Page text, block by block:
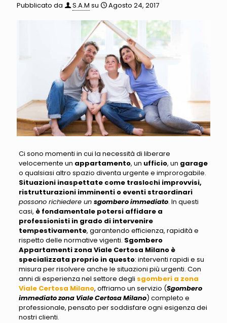
Pubblicato da S.A.M su Agosto 24, 2017
Ci sono momenti in cui la necessità di liberare
velocemente un appartamento, un ufficio, un garage
o qualsiasi altro spazio diventa urgente e improrogabile.
Situazioni inaspettate come traslochi improvvisi,
ristrutturazioni imminenti o eventi straordinari
possono richiedere un sgombero immediato. In questi
casi, è fondamentale potersi affidare a
professionisti in grado di intervenire
tempestivamente, garantendo efficienza, rapidità e
rispetto delle normative vigenti. Sgombero
Appartamenti zona Viale Certosa Milano è
specializzata proprio in questo: interventi rapidi e su
misura per risolvere anche le situazioni più urgenti. Con
anni di esperienza nel settore degli sgomberi a zona
Viale Certosa Milano, offriamo un servizio (Sgombero
immediato zona Viale Certosa Milano) completo e
professionale, pensato per soddisfare ogni esigenza dei
nostri clienti.